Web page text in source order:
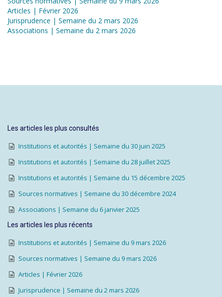
Articles | Février 2026
Jurisprudence | Semaine du 2 mars 2026
Associations | Semaine du 2 mars 2026
Les articles les plus consultés
Institutions et autorités | Semaine du 30 juin 2025
Institutions et autorités | Semaine du 28 juillet 2025
Institutions et autorités | Semaine du 15 décembre 2025
Sources normatives | Semaine du 30 décembre 2024
Associations | Semaine du 6 janvier 2025
Les articles les plus récents
Institutions et autorités | Semaine du 9 mars 2026
Sources normatives | Semaine du 9 mars 2026
Articles | Février 2026
Jurisprudence | Semaine du 2 mars 2026